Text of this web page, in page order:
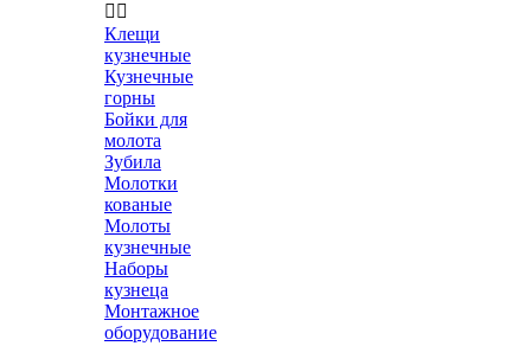
 
Клещи
кузнечные
Кузнечные
горны
Бойки для
молота
Зубила
Молотки
кованые
Молоты
кузнечные
Наборы
кузнеца
Монтажное
оборудование